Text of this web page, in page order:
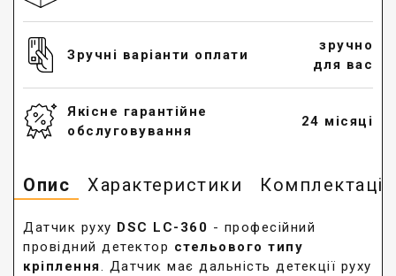
Опис Характеристики Комплектація
Датчик руху DSC LC-360 - професійний
провідний детектор стельового типу
кріплення. Датчик має дальність детекції руху
Зручні варіанти оплати
зручно
для вас
Якісне гарантійне
обслуговування
24 місяці